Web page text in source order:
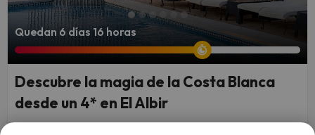
Quedan 6 días 16 horas
Descubre la magia de la Costa Blanca
desde un 4* en El Albir